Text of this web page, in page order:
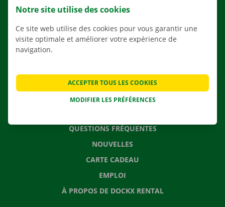
AGENCES
QUESTIONS FRÉQUENTES
NOUVELLES
CARTE CADEAU
EMPLOI
À PROPOS DE DOCKX RENTAL
Notre site utilise des cookies
Ce site web utilise des cookies pour vous garantir une
visite optimale et améliorer votre expérience de
navigation.
MODIFIER LES PRÉFÉRENCES
ACCEPTER TOUS LES COOKIES